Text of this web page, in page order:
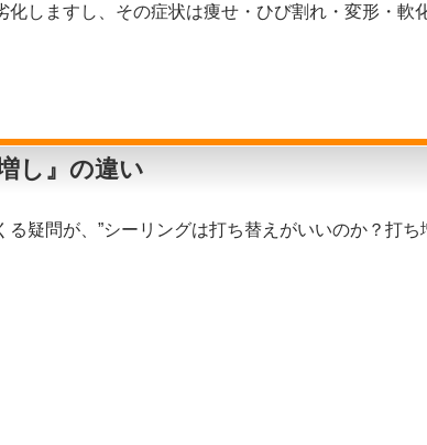
しますし、その症状は痩せ・ひび割れ・変形・軟
し』の違い
疑問が、”シーリングは打ち替えがいいのか？打